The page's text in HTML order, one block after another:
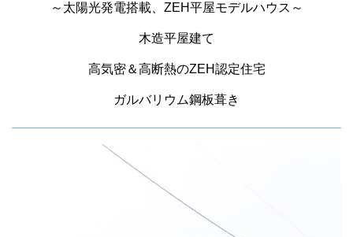
～太陽光発電搭載、ZEH平屋モデルハウス～
木造平屋建て
高気密＆高断熱のZEH認定住宅
ガルバリウム鋼板葺き